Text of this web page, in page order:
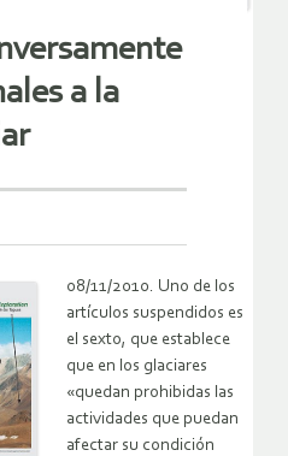
a la
08/11/2010. Uno de los
artículos suspendidos es
el sexto, que establece
que en los glaciares
«quedan prohibidas las
actividades que puedan
afectar su condición